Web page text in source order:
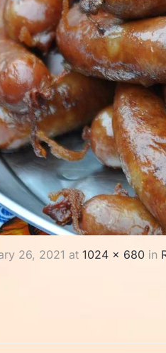
26, 2021 at 1024 × 680 in